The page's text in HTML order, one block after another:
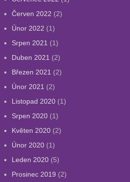
Červen 2022 (2)
Únor 2022 (1)
Srpen 2021 (1)
Duben 2021 (2)
Březen 2021 (2)
Únor 2021 (2)
Listopad 2020(1)
Srpen 2020(1)
Květen 2020(2)
Únor 2020(1)
Leden 2020(5)
Prosinec 2019 (2)